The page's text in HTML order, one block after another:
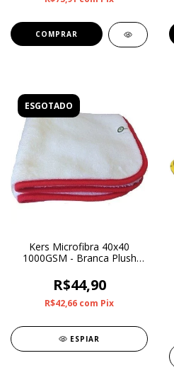
ESGOTADO
Kers Microfibra 40x40
1000GSM - Branca Plush
R$44,90
R$42,66 com Pix
ESPIAR